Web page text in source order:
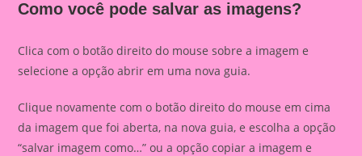
Como você pode salvar as imagens?
Clica com o botão direito do mouse sobre a imagem e
selecione a opção abrir em uma nova guia.
Clique novamente com o botão direito do mouse em cima
da imagem que foi aberta, na nova guia, e escolha a opção
“salvar imagem como…” ou a opção copiar a imagem e